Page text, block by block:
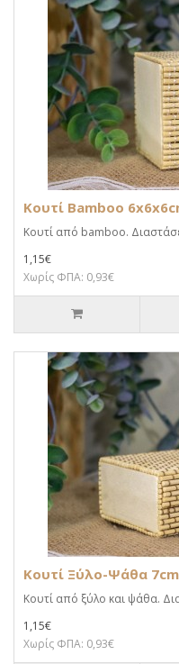
Κουτί Bamboo
Κουτί από bamboo.
1,15€
Χωρίς ΦΠΑ: 0,93€
Κουτί Ξύλο-Ψάθα
Κουτί από ξύλο και ψάθα.
1,15€
Χωρίς ΦΠΑ: 0,93€